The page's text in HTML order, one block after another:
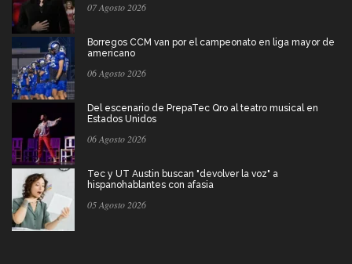
07 Agosto 2026
Borregos CCM van por el campeonato en liga mayor de
americano
06 Agosto 2026
Del escenario de PrepaTec Qro al teatro musical en
Estados Unidos
06 Agosto 2026
Tec y UT Austin buscan "devolver la voz" a
hispanohablantes con afasia
05 Agosto 2026